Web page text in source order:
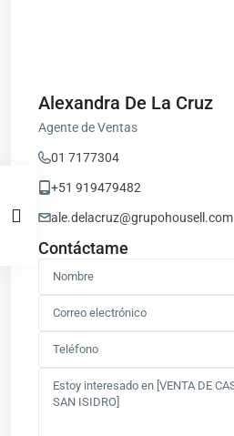
Alexandra De La Cruz
Agente de Ventas
01 7177304
+51 919479482
ale.delacruz@grupohousell.com
Contáctame